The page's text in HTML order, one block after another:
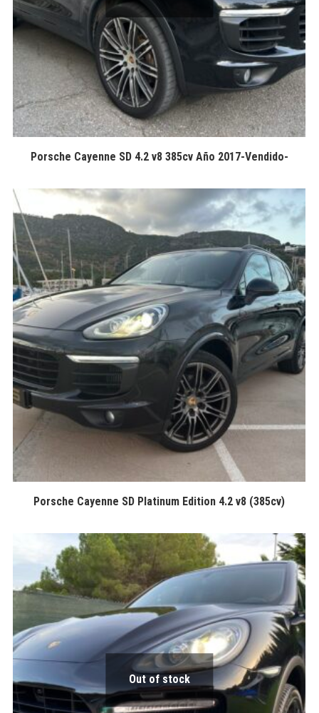
Porsche Cayenne SD 4.2 v8 385cv Año 2017-Vendido-
Porsche Cayenne SD Platinum Edition 4.2 v8 (385cv)
Out of stock